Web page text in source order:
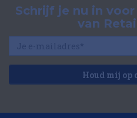
Schrijf je nu in
van
Houd mij op